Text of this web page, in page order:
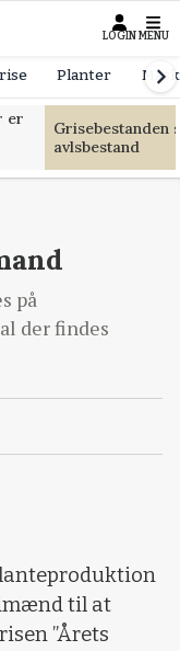
LOGIN MENU
Planter
er
Grisebestanden
avlsbestand
på
der findes
til at
”Årets